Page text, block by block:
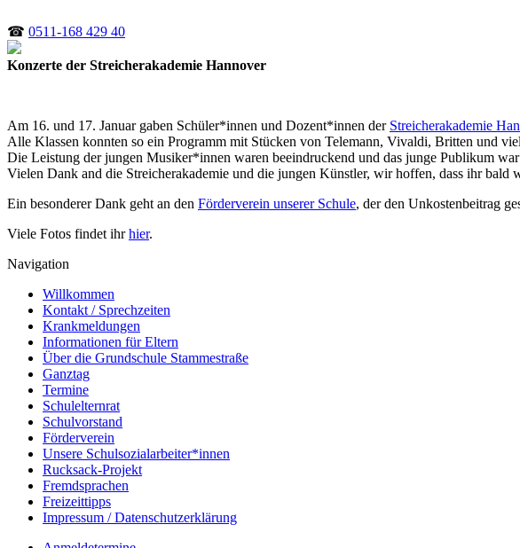
☎ 0511-168 429 40
Konzerte der Streicherakademie Hannover
Am 16. und 17. Januar gaben Schüler*innen und Dozent*innen der Streicherakademie
Alle Klassen konnten so ein Programm mit Stücken von Telemann, Vivaldi, Britten und
Die Leistung der jungen Musiker*innen waren beeindruckend und das junge Publikum
Vielen Dank and die Streicherakademie und die jungen Künstler, wir hoffen, dass ihr bald
Ein besonderer Dank geht an den Förderverein unserer Schule, der den Unkostenbeitrag
Viele Fotos findet ihrhier.
Navigation
Willkommen
Kontakt / Sprechzeiten
Krankmeldungen
Informationen für Eltern
Über die Grundschule Stammestraße
Ganztag
Termine
Schulelternrat
Schulvorstand
Förderverein
Unsere Schulsozialarbeiter*innen
Rucksack-Projekt
Fremdsprachen
Freizeittipps
Impressum / Datenschutzerklärung